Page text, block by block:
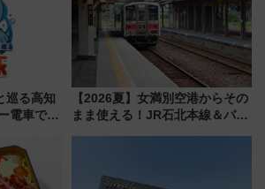
巡る高知
電車で楽
を満喫！
【2026夏】女満別空港からその
まま使える！JR石北本線＆バス